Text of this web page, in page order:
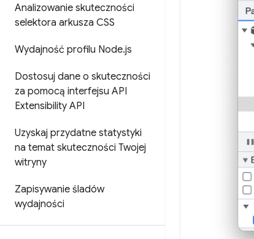
Analizowanie skuteczności
selektora arkusza CSS
Wydajność profilu Node.js
Dostosuj dane o skuteczności
za pomocą interfejsu API
Extensibility API
Uzyskaj przydatne statystyki
na temat skuteczności Twojej
witryny
Zapisywanie śladów
wydajności